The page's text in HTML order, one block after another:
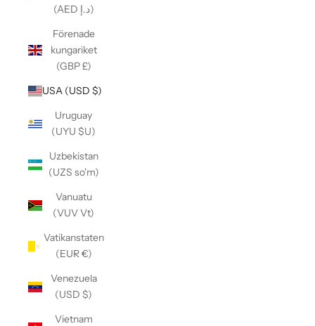
(AED د.إ)
Förenade
kungariket
(GBP £)
USA (USD $)
Uruguay
(UYU $U)
Uzbekistan
(UZS so'm)
Vanuatu
(VUV Vt)
Vatikanstaten
(EUR €)
Venezuela
(USD $)
Vietnam